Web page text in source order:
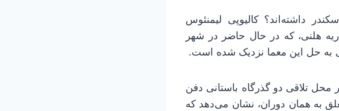
داشته‌اند؟ کالیوپی لیمنئوس
هلنی، که در حال حاضر در شهر
به حل این معما نزدیک شده است.
محل تلاقی دو گذرگاه باستانی دفن
به همان دوران، نشان می‌دهد که